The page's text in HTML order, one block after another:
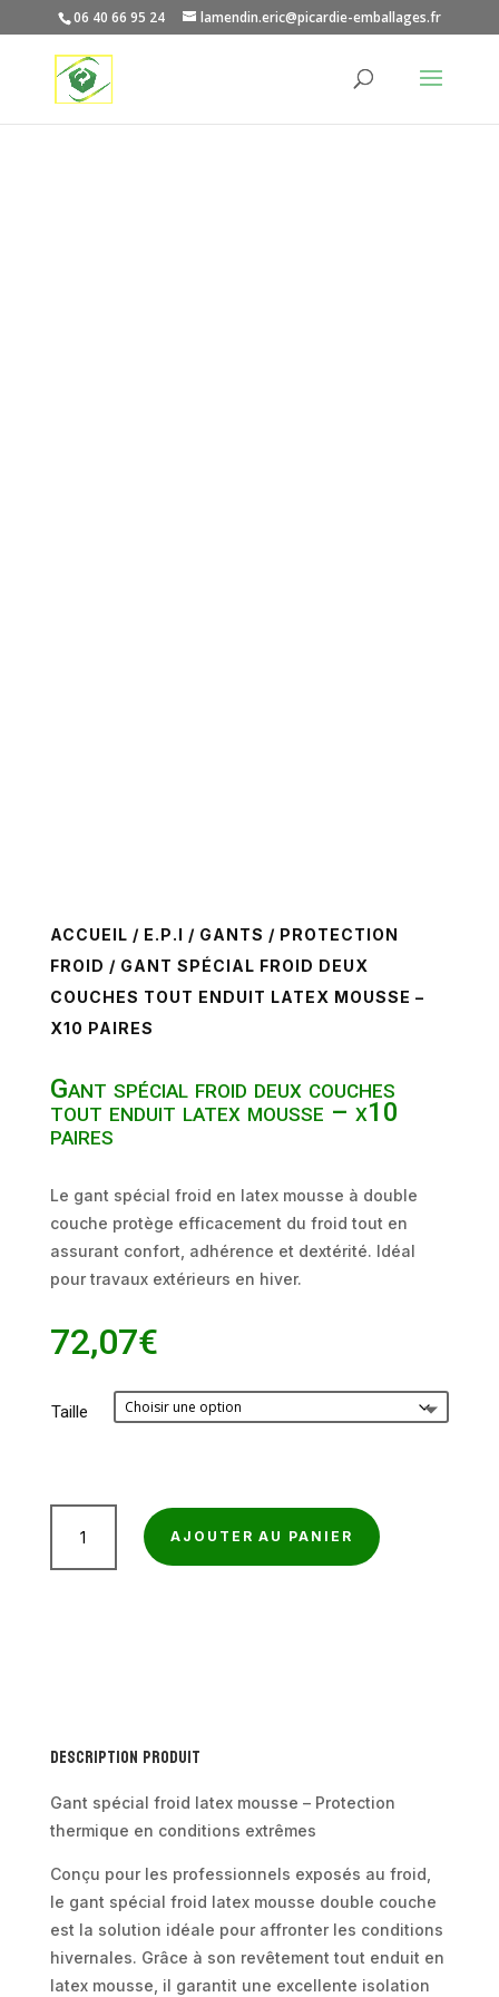
06 40 66 95 24 lamendin.eric@picardie-emballages.fr
ACCUEIL / E.P.I / GANTS / PROTECTION
FROID / GANT SPÉCIAL FROID DEUX
COUCHES TOUT ENDUIT LATEX MOUSSE –
X10 PAIRES
Gant spécial froid deux couches
tout enduit latex mousse – x10
paires
Le gant spécial froid en latex mousse à double
couche protège efficacement du froid tout en
assurant confort, adhérence et dextérité. Idéal
pour travaux extérieurs en hiver.
72,07€
Taille
enduit
latex
mousse
x10
paires
AJOUTER AU PANIER
Description produit
Gant spécial froid latex mousse – Protection
thermique en conditions extrêmes
Conçu pour les professionnels exposés au froid,
le gant spécial froid latex mousse double couche
est la solution idéale pour affronter les conditions
hivernales. Grâce à son revêtement tout enduit en
latex mousse, il garantit une excellente isolation